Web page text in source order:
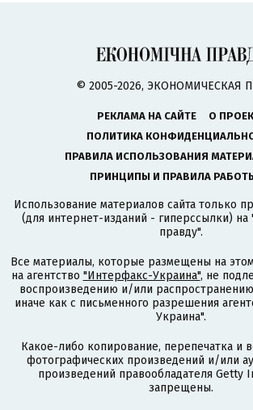
© 2005-2026, ЭКОНОМИЧЕСКАЯ
РЕКЛАМА НА САЙТЕ
О
ПОЛИТИКА
ПРАВИЛА ИСПОЛЬЗОВАНИЯ
ПРИНЦИПЫ И ПРАВИЛА
Использование материалов сайта только
(для интернет-изданий - гиперссылки)
правду".
Все материалы, которые размещены на
на агентство "Интерфакс-Украина", не
воспроизведению и/или
иначе как с письменного разрешения
Украина".
Какое-либо копирование, перепечатка и
фотографических произведений и/или
произведений правообладателя Getty
запрещены.